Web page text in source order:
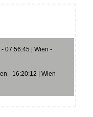
07:56:45 | Wien -
- 16:20:12 | Wien -